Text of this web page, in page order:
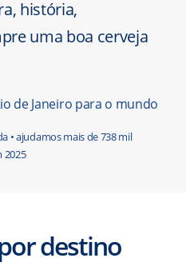
história,
uma boa cerveja
de Janeiro para o mundo
• ajudamos mais de 738 mil
2025
destino